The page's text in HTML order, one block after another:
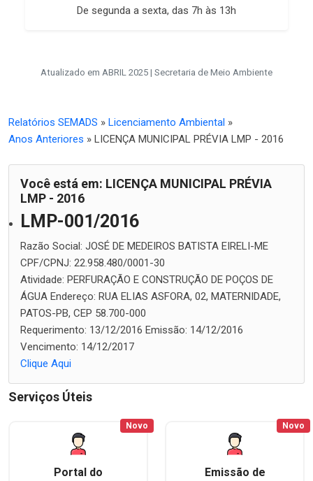
De segunda a sexta, das 7h às 13h
Atualizado em ABRIL 2025 | Secretaria de Meio Ambiente
Relatórios SEMADS » Licenciamento Ambiental »
Anos Anteriores » LICENÇA MUNICIPAL PRÉVIA LMP - 2016
Você está em: LICENÇA MUNICIPAL PRÉVIA
LMP - 2016
LMP-001/2016
Razão Social: JOSÉ DE MEDEIROS BATISTA EIRELI-ME
CPF/CPNJ: 22.958.480/0001-30
Atividade: PERFURAÇÃO E CONSTRUÇÃO DE POÇOS DE
ÁGUA Endereço: RUA ELIAS ASFORA, 02, MATERNIDADE,
PATOS-PB, CEP 58.700-000
Requerimento: 13/12/2016 Emissão: 14/12/2016
Vencimento: 14/12/2017
Clique Aqui
Serviços Úteis
Portal do
Novo
Emissão de
Novo